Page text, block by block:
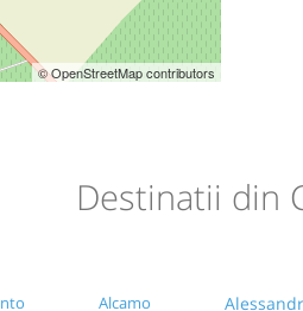
© OpenStreetMap contributors
Destinatii din
Alcamo